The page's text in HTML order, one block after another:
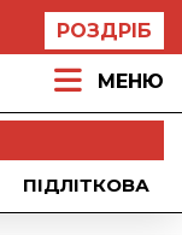
РОЗДРІБ
МЕНЮ
ПІДЛІТКОВА